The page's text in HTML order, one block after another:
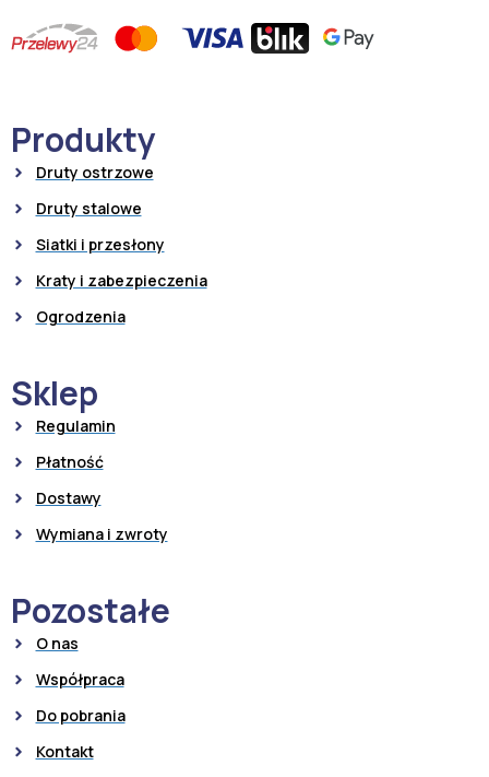
Produkty
Druty ostrzowe
Druty stalowe
Siatki i przesłony
Kraty i zabezpieczenia
Ogrodzenia
Sklep
Regulamin
Płatność
Dostawy
Wymiana i zwroty
Pozostałe
O nas
Współpraca
Do pobrania
Kontakt